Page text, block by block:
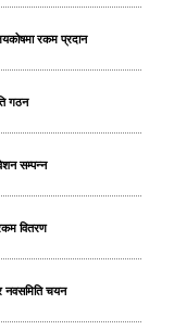
रकम प्रदान
गठन
सम्पन्न
वितरण
नवसमिति चयन